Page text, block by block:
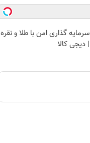
سرمایه گذاری امن با طلا و نقره
| دیجی کالا